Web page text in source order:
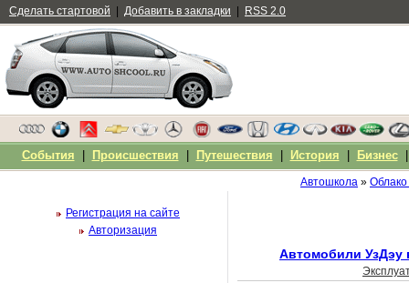
Автошкола » Облако
Автомобили УзДэу
Регистрация на сайте
Авторизация
Сделать стартовой Добавить в закладки RSS 2.0
События Происшествия Путешествия История Бизнес